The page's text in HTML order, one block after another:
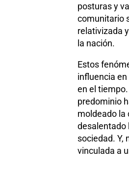
posturas y
comunitario
relativizada
la nación.
Estos
influencia
en el
predominio
moldeado la
desalentado
sociedad. Y,
vinculada a